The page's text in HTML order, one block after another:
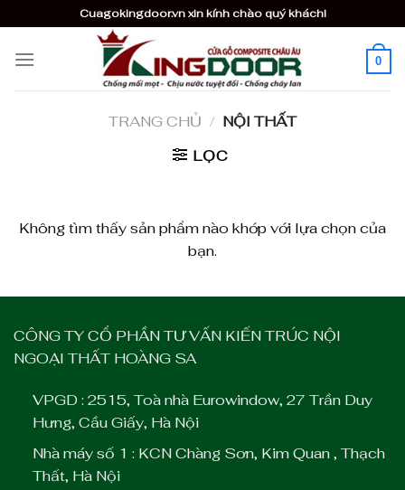
to
content
Cuagokingdoor.vn xin kính chào quý khách!
0
TRANG CHỦ / NỘI THẤT
LỌC
Không tìm thấy sản phẩm nào khớp với lựa chọn của
bạn.
CÔNG TY CỔ PHẦN TƯ VẤN KIẾN TRÚC NỘI
NGOẠI THẤT HOÀNG SA
VPGD : 2515, Toà nhà Eurowindow, 27 Trần Duy
Hưng, Cầu Giấy, Hà Nội
Nhà máy số 1 : KCN Chàng Sơn, Kim Quan , Thạch
Thất, Hà Nội